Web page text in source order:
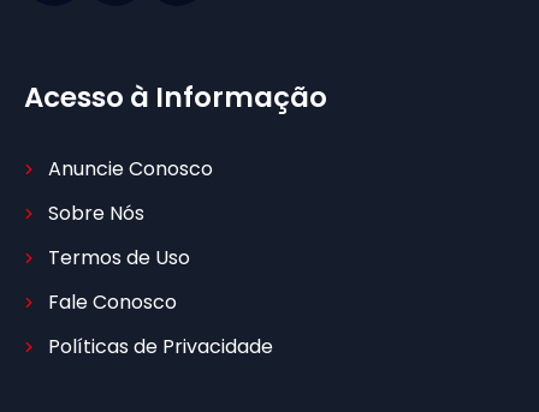
Acesso à Informação
Anuncie Conosco
Sobre Nós
Termos de Uso
Fale Conosco
Políticas de Privacidade